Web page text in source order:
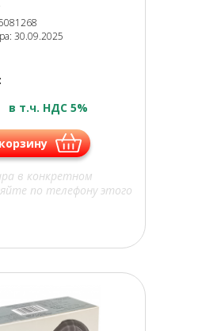
30.09.2025
в т.ч. НДС 5%
в конкретном
по телефону этого